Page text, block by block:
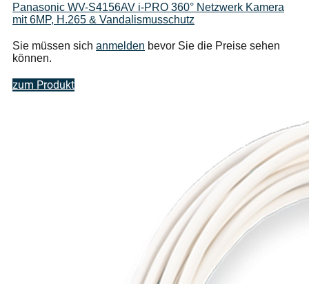
Panasonic WV-S4156AV i-PRO 360° Netzwerk Kamera
mit 6MP, H.265 & Vandalismusschutz
Sie müssen sich anmelden bevor Sie die Preise sehen
können.
zum Produkt